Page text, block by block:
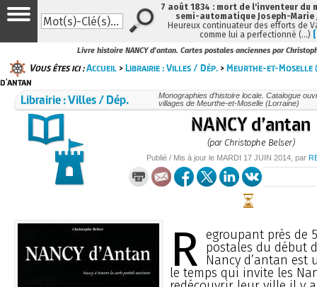
Livre histoire NANCY d'antan. Cartes postales anciennes par
Vous êtes ici :Accueil >Librairie : Villes / Dép. >Meurthe-et-Moselle
d'antan
Librairie : Villes / Dép.
Monographies d’histoire locale. Catalogue
villages de Meurthe-et-Moselle (Lorraine)
NANCY d’antan
(par Christophe Belser)
Publié / Mis à jour le MARDI 17 JUIN 2014 , par
R egroupant près de
postales du début
Nancy d’antan est
le temps qui invite les
7 août 1834 : mort de l'inventeur du
semi-automatique Joseph-Marie
Heureux continuateur des efforts de
comme lui a perfectionné (…)